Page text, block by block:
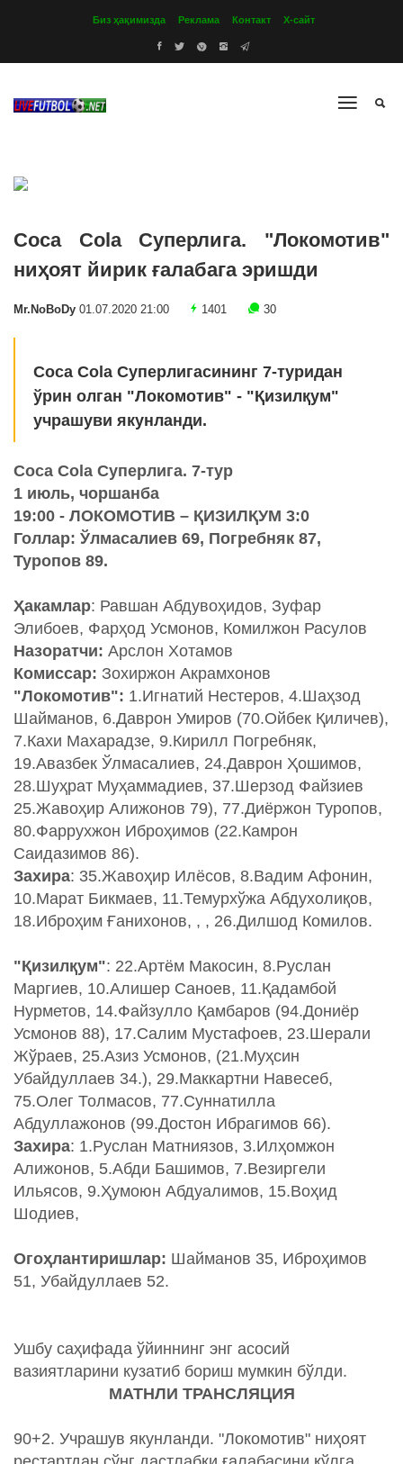
Биз ҳақимизда Реклама Контакт Х-сайт
Coca Cola Суперлига. "Локомотив"
ниҳоят йирик ғалабага эришди
Mr.NoBoDy 01.07.2020 21:00 1401 30
Coca Cola Суперлигасининг 7-туридан
ўрин олган "Локомотив" - "Қизилқум"
учрашуви якунланди.
Coca Cola Суперлига. 7-тур
1 июль, чоршанба
19:00 - ЛОКОМОТИВ – ҚИЗИЛҚУМ 3:0
Голлар: Ўлмасалиев 69, Погребняк 87,
Туропов 89.
Ҳакамлар: Равшан Абдувоҳидов, Зуфар
Элибоев, Фарҳод Усмонов, Комилжон Расулов
Назоратчи: Арслон Хотамов
Комиссар: Зохиржон Акрамхонов
"Локомотив": 1.Игнатий Нестеров, 4.Шаҳзод
Шайманов, 6.Даврон Умиров (70.Ойбек Қиличев),
7.Кахи Махарадзе, 9.Кирилл Погребняк,
19.Авазбек Ўлмасалиев, 24.Даврон Ҳошимов,
28.Шуҳрат Муҳаммадиев, 37.Шерзод Файзиев
25.Жавоҳир Алижонов 79), 77.Диёржон Туропов,
80.Фаррухжон Иброҳимов (22.Камрон
Саидазимов 86).
Захира: 35.Жавоҳир Илёсов, 8.Вадим Афонин,
10.Марат Бикмаев, 11.Темурхўжа Абдухолиқов,
18.Иброҳим Ғанихонов, , , 26.Дилшод Комилов.
"Қизилқум": 22.Артём Макосин, 8.Руслан
Маргиев, 10.Алишер Саноев, 11.Қадамбой
Нурметов, 14.Файзулло Қамбаров (94.Дониёр
Усмонов 88), 17.Салим Мустафоев, 23.Шерали
Жўраев, 25.Азиз Усмонов, (21.Муҳсин
Убайдуллаев 34.), 29.Маккартни Навесеб,
75.Олег Толмасов, 77.Суннатилла
Абдуллажонов (99.Достон Ибрагимов 66).
Захира: 1.Руслан Матниязов, 3.Илҳомжон
Алижонов, 5.Абди Башимов, 7.Везиргели
Ильясов, 9.Ҳумоюн Абдуалимов, 15.Воҳид
Шодиев,
Огоҳлантиришлар: Шайманов 35, Иброҳимов
51, Убайдуллаев 52.
Ушбу саҳифада ўйиннинг энг асосий
вазиятларини кузатиб бориш мумкин бўлди.
МАТНЛИ ТРАНСЛЯЦИЯ
90+2. Учрашув якунланди. "Локомотив" ниҳоят